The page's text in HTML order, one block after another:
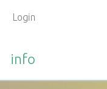
Login
info